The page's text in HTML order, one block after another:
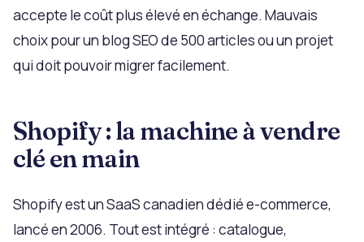
accepte le coût plus élevé en échange. Mauvais
choix pour un blog SEO de 500 articles ou un projet
qui doit pouvoir migrer facilement.
Shopify : la machine à vendre
clé en main
Shopify est un SaaS canadien dédié e-commerce,
lancé en 2006. Tout est intégré : catalogue,